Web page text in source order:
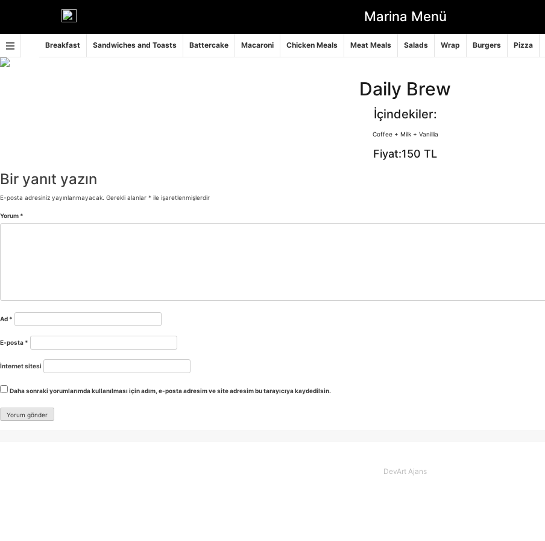
Marina Menü
Breakfast Sandwiches and Toasts Battercake Macaroni Chicken Meals Meat Meals Salads Wrap Burgers Pizza
Daily Brew
İçindekiler:
Coffee + Milk + Vanillia
Fiyat:150 TL
Bir yanıt yazın
E-posta adresiniz yayınlanmayacak. Gerekli alanlar * ile işaretlenmişlerdir
Yorum *
Ad *
E-posta *
İnternet sitesi
Daha sonraki yorumlarımda kullanılması için adım, e-posta adresim ve site adresim bu tarayıcıya kaydedilsin.
DevArt Ajans